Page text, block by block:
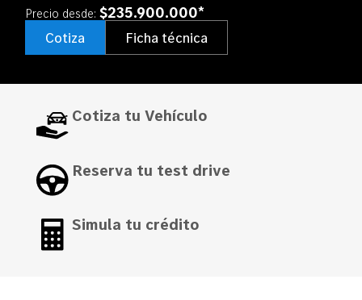
Precio desde:$235.900.000*
Cotiza Ficha técnica
Cotiza tu Vehículo
Reserva tu test drive
Simula tu crédito